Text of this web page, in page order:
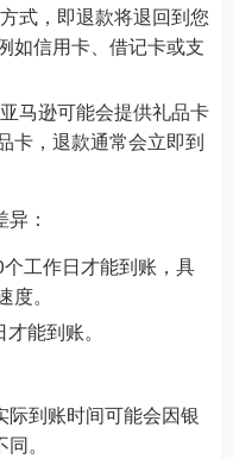
式，即退款将退回到您
如信用卡、借记卡或支
马逊可能会提供礼品卡
卡，退款通常会立即到
：
工作日才能到账，具
。
能到账。
到账时间可能会因银
。